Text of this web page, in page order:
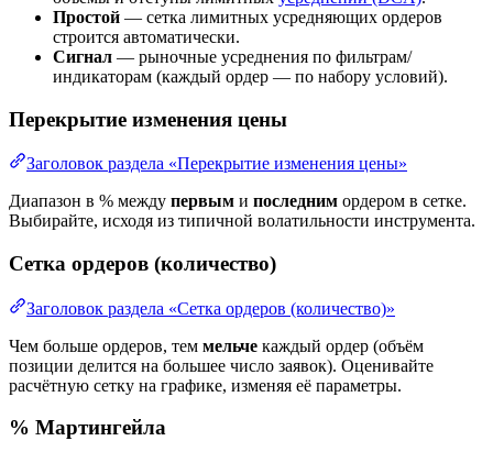
Простой — сетка лимитных усредняющих ордеров
строится автоматически.
Сигнал — рыночные усреднения по фильтрам/
индикаторам (каждый ордер — по набору условий).
Перекрытие изменения цены
Заголовок раздела «Перекрытие изменения цены»
Диапазон в % между первым и последним ордером в сетке.
Выбирайте, исходя из типичной волатильности инструмента.
Сетка ордеров (количество)
Заголовок раздела «Сетка ордеров (количество)»
Чем больше ордеров, тем мельче каждый ордер (объём
позиции делится на большее число заявок). Оценивайте
расчётную сетку на графике, изменяя её параметры.
% Мартингейла